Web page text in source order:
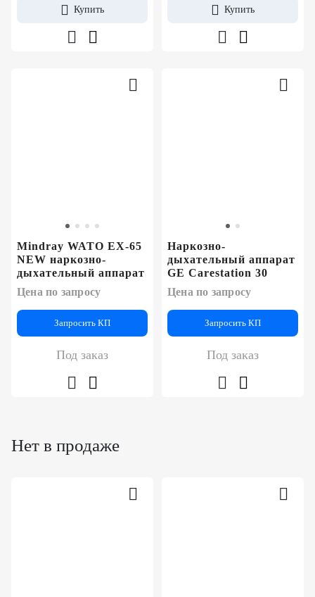
Купить Купить
Mindray WATO EX-65
NEW наркозно-
дыхательный аппарат
Цена по запросу
Запросить КП
Под заказ
Наркозно-
дыхательный аппарат
GE Carestation 30
Цена по запросу
Запросить КП
Под заказ
Нет в продаже